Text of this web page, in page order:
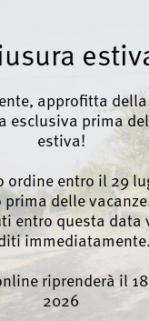
info@cantinabreganze.it
export@cantinabreganze.it
Privacy Policy
Cookie Policy
Whistleblowing
approfitta
esclusiva prima
estiva!
ordine entro il 29
prima delle
entro questa data
immediatamente.
riprenderà il
2026